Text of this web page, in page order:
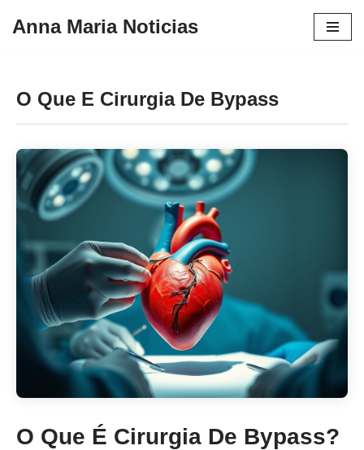
conteúdo
Anna Maria Noticias
O Que E Cirurgia De Bypass
O Que É Cirurgia De Bypass?